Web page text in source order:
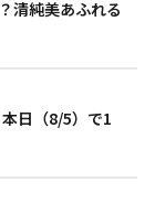
清純美あふれる
日（8/5）で1